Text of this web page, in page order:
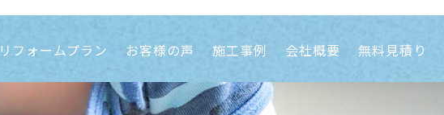
リフォームプラン お客様の声 施工事例 会社概要 無料見積り